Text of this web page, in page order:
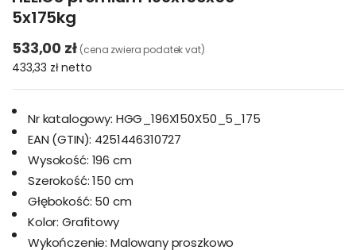
5x175kg
533,00 zł (cena zwiera podatek vat)
433,33 złnetto
Nr katalogowy: HGG_196X150X50_5_175
EAN (GTIN): 4251446310727
Wysokość: 196 cm
Szerokość: 150 cm
Głębokość: 50 cm
Kolor: Grafitowy
Wykończenie: Malowany proszkowo